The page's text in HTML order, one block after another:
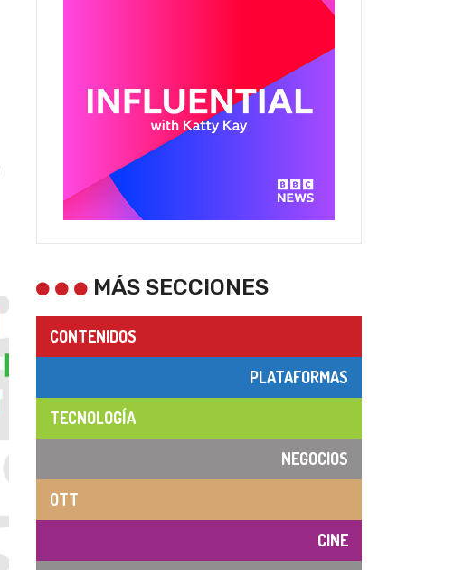
MÁS SECCIONES
CONTENIDOS
PLATAFORMAS
TECNOLOGÍA
NEGOCIOS
OTT
CINE